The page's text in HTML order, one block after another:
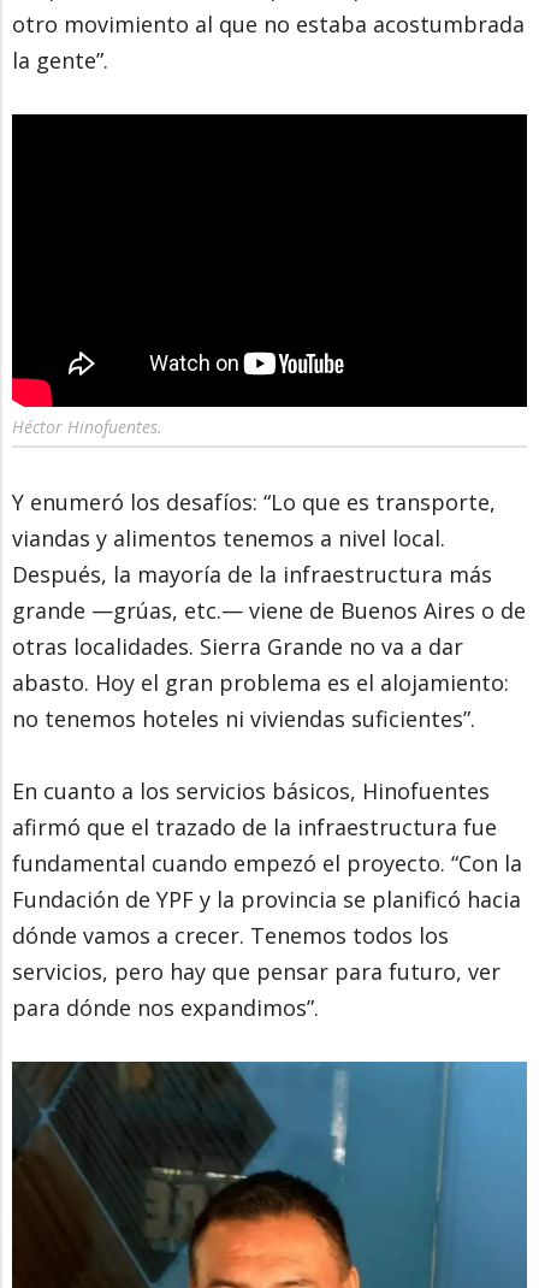
otro movimiento al que no estaba acostumbrada
la gente”.
Héctor Hinofuentes.
Y enumeró los desafíos: “Lo que es transporte,
viandas y alimentos tenemos a nivel local.
Después, la mayoría de la infraestructura más
grande —grúas, etc.— viene de Buenos Aires o de
otras localidades. Sierra Grande no va a dar
abasto. Hoy el gran problema es el alojamiento:
no tenemos hoteles ni viviendas suficientes”.
En cuanto a los servicios básicos, Hinofuentes
afirmó que el trazado de la infraestructura fue
fundamental cuando empezó el proyecto. “Con la
Fundación de YPF y la provincia se planificó hacia
dónde vamos a crecer. Tenemos todos los
servicios, pero hay que pensar para futuro, ver
para dónde nos expandimos”.